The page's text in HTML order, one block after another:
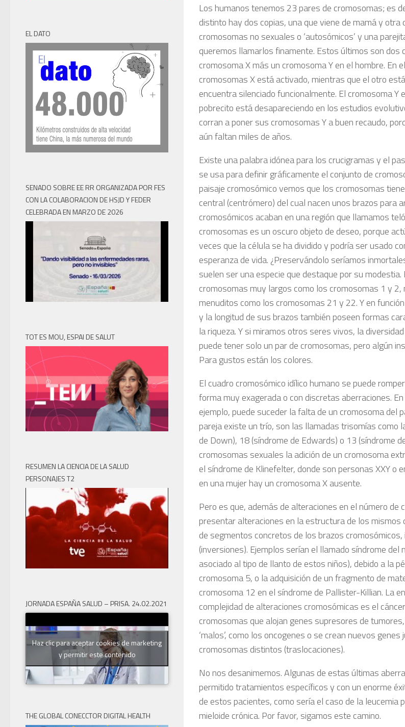
Los humanos tenemos 23 pares de cromosomas; es
distinto hay dos copias, una que viene de mamá y otra
cromosomas no sexuales o ‘autosómicos’ y una
queremos llamarlos finamente. Estos últimos son dos
cromosoma X más un cromosoma Y en el hombre. En
cromosomas X está activado, mientras que el otro
encuentra silenciado funcionalmente. El cromosoma Y
pobrecito está desapareciendo en los estudios
corran a poner sus cromosomas Y a buen recaudo,
aún faltan miles de años.
Existe una palabra idónea para los crucigramas y el
se usa para definir gráficamente el conjunto de
paisaje cromosómico vemos que los cromosomas
central (centrómero) del cual nacen unos brazos para
cromosómicos acaban en una región que llamamos
cromosomas es un oscuro objeto de deseo, porque
veces que la célula se ha dividido y podría ser usado
esperanza de vida. ¿Preservándolo seríamos
suelen ser una especie que destaque por su
cromosomas muy largos como los cromosomas 1 y
menuditos como los cromosomas 21 y 22. Y en
y la longitud de sus brazos también poseen formas
la riqueza. Y si miramos otros seres vivos, la
puede tener solo un par de cromosomas, pero algún
Para gustos están los colores.
El cuadro cromosómico idílico humano se puede
forma muy exagerada o con discretas aberraciones.
ejemplo, puede suceder la falta de un cromosoma del
pareja existe un trío, son las llamadas trisomías como
de Down), 18 (síndrome de Edwards) o 13 (síndrome
cromosomas sexuales la adición de un cromosoma
el síndrome de Klinefelter, donde son personas XXY o
en una mujer hay un cromosoma X ausente.
Pero es que, además de alteraciones en el número de
presentar alteraciones en la estructura de los mismos
de segmentos concretos de los brazos
(inversiones). Ejemplos serían el llamado síndrome del
asociado al tipo de llanto de estos niños), debido a la
cromosoma 5, o la adquisición de un fragmento de
cromosoma 12 en el síndrome de Pallister-Killian. La
complejidad de alteraciones cromosómicas es el
cromosomas que alojan genes supresores de
‘malos’, como los oncogenes o se crean nuevos
cromosomas distintos (traslocaciones).
No nos desanimemos. Algunas de estas últimas
permitido tratamientos específicos y con un enorme
de estos pacientes, como sería el caso de la leucemia
mieloide crónica. Por favor, sigamos este camino.
EL DATO
SENADO SOBRE EE RR ORGANIZADA POR FES
CON LA COLABORACION DE HSJD Y FEDER
CELEBRADA EN MARZO DE 2026
TOT ES MOU, ESPAI DE SALUT
RESUMEN LA CIENCIA DE LA SALUD
PERSONAJES T2
JORNADA ESPAÑA SALUD – PRISA. 24.02.2021
Haz clic para aceptar cookies de marketing
y permitir este contenido
THE GLOBAL CONECCTOR DIGITAL HEALTH